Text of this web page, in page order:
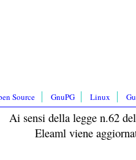
Source GnuPG Linux
Ai sensi della legge n.62
Eleaml viene